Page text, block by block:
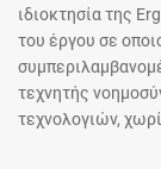
ιδιοκτησία της
του έργου σε
τεχνητής
τεχνολογιών,